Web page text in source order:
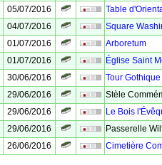
05/07/2016
Table
04/07/2016
Square
01/07/2016
Arboretum
01/07/2016
Église Saint
30/06/2016
Tour Gothique
29/06/2016
Stèle
29/06/2016
Le Bois
29/06/2016
Passerelle
26/06/2016 Cimetière